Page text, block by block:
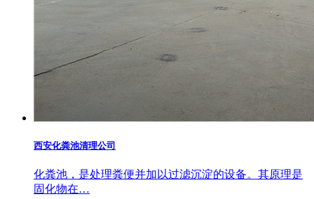
西安化粪池清理公司
化粪池，是处理粪便并加以过滤沉淀的设备。其原理是
固化物在…